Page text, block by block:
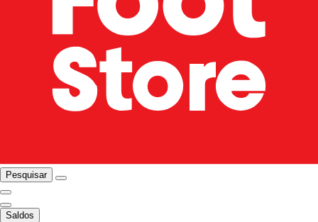
Pesquisar
Saldos